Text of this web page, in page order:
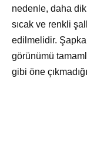
nedenle, daha
sıcak ve renkli
edilmelidir.
görünümü
gibi öne